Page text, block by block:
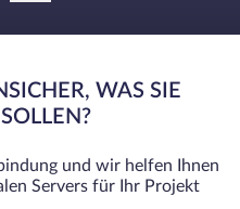
WAS SIE
und wir helfen Ihnen
Servers für Ihr Projekt